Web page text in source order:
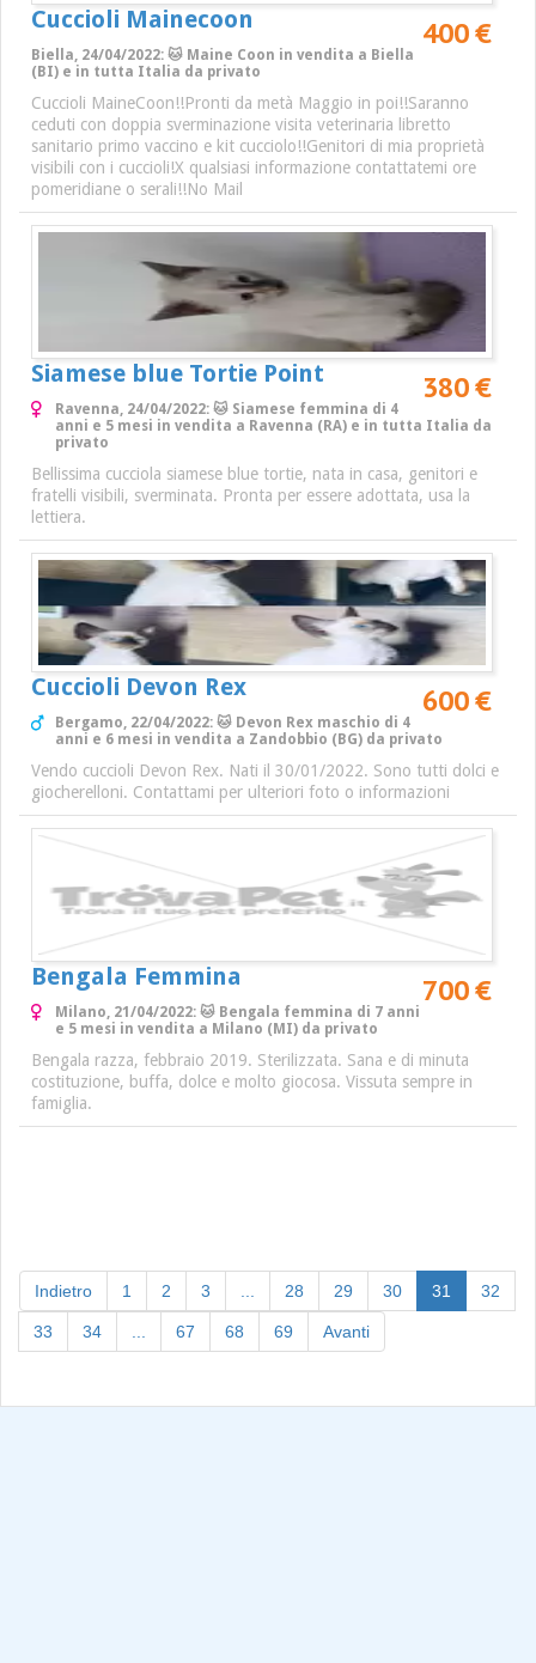
Cuccioli Mainecoon 400 €
Biella, 24/04/2022: 🐱 Maine Coon in vendita a Biella
(BI) e in tutta Italia da privato
Cuccioli MaineCoon!!Pronti da metà Maggio in poi!!Saranno
ceduti con doppia sverminazione visita veterinaria libretto
sanitario primo vaccino e kit cucciolo!!Genitori di mia proprietà
visibili con i cuccioli!X qualsiasi informazione contattatemi ore
pomeridiane o serali!!No Mail
Siamese blue Tortie Point 380 €
Ravenna, 24/04/2022: 🐱 Siamese femmina di 4
anni e 5 mesi in vendita a Ravenna (RA) e in tutta Italia da
privato
Bellissima cucciola siamese blue tortie, nata in casa, genitori e
fratelli visibili, sverminata. Pronta per essere adottata, usa la
lettiera.
Cuccioli Devon Rex 600 €
Bergamo, 22/04/2022: 🐱 Devon Rex maschio di 4
anni e 6 mesi in vendita a Zandobbio (BG) da privato
Vendo cuccioli Devon Rex. Nati il 30/01/2022. Sono tutti dolci e
giocherelloni. Contattami per ulteriori foto o informazioni
Bengala Femmina 700 €
Milano, 21/04/2022: 🐱 Bengala femmina di 7 anni
e 5 mesi in vendita a Milano (MI) da privato
Bengala razza, febbraio 2019. Sterilizzata. Sana e di minuta
costituzione, buffa, dolce e molto giocosa. Vissuta sempre in
famiglia.
Indietro 1 2 3 28 29 30 31 (current)
32
33 34 67 68 69 Avanti